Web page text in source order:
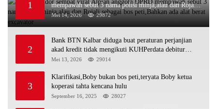
1
mempawah sebut 3 nama polisi minja,alau dan Rojali
sebagai bos peti,Bahkan ada alat berat excavator
Mei 14, 2026 29872
2
Bank BTN Kalbar diduga buat peraturan perjanjian
akad kredit tidak mengikuti KUHPerdata debitur
awam di bentur dengan aturan diduga tanpa dasar
Mei 13, 2026 29014
3
Klarifikasi,Boby bukan bos peti,teryata Boby ketua
koperasi tahta kencana hulu
September 16, 2025 28027